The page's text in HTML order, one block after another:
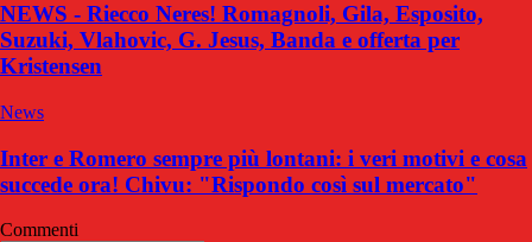
NEWS - Riecco Neres! Romagnoli, Gila, Esposito,
Suzuki, Vlahovic, G. Jesus, Banda e offerta per
Kristensen
News
Inter e Romero sempre più lontani: i veri motivi e cosa
succede ora! Chivu: "Rispondo così sul mercato"
Commenti